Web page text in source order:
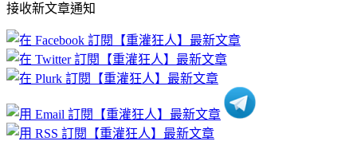
文
章
分
類
接收新文章通知